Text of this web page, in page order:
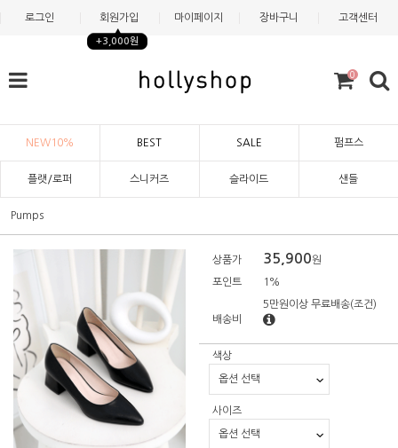
로그인 회원가입
+3,000원
마이페이지 장바구니 고객센터
0
NEW10% BEST SALE 펌프스
플랫/로퍼 스니커즈 슬라이드 샌들
Pumps
상품가 35,900원
포인트 1%
배송비
5만원이상 무료배송(조건)
색상
사이즈